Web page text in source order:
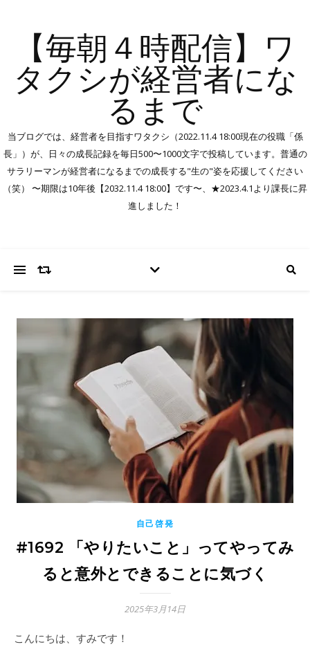
【毎朝４時配信】ワ
タクシが経営者にな
るまで
当ブログでは、経営者を目指すワタクシ（2022.11.4 18:00現在の役職「係
長」）が、日々の成長記録を毎日500〜1000文字で投稿しています。普通の
サラリーマンが経営者になるまでの成長する"生の"姿を応援してください
（笑） 〜期限は10年後【2032.11.4 18:00】です〜、★2023.4.1より課長に昇
進しました！
自己啓発
#1692 「やりたいこと」ってやってみ
ると意外とできることに気づく
2025年3月14日
こんにちは、すみです！